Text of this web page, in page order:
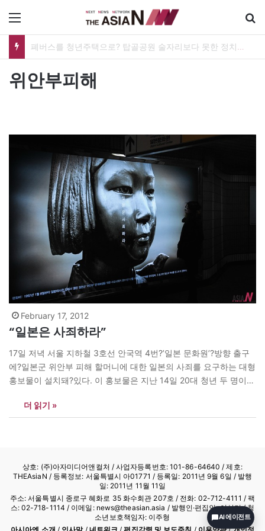
폐버스를 청년주택으로? 탑골공원 술자리보다 못한 정치의 상상력
위안부피해
February 17, 2012
“일본은 사죄하라”
17일 저녁 서울 지하철 3호선 안국역 4번?’일본 문화원’?방향 출구
에?일본군 위안부 피해 할머니에 대한 일본의 사죄를 요구하는 대형
홍보물이 설치돼?있다. 이 홍보물은 지난 14일 20대 청년 두 명이?
안국역에?걸려 시민들의 관심과 참여를 촉구할?예정이다. 민경찬
기자 kris@theasian.asia
더 읽기 »
상호: (주)아자미디어앤컬처 /사업자등록번호: 101-86-64640 / 제호:
THEAsiaN / 등록정보: 서울특별시 아01771 / 등록일: 2011년 9월 6일 / 발행
일: 2011년 11월 11일
주소: 서울특별시 종로구 혜화로 35 화수회관 207호 / 전화: 02-712-4111 / 팩
스: 02-718-1114 / 이메일: news@theasian.asia / 발행인·편집인: 이상기 / 청
소년보호책임자: 이주형
AI 에이전트